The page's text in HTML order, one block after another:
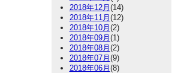
2018年12月 (14)
2018年11月 (12)
2018年10月 (2)
2018年09月 (1)
2018年08月 (2)
2018年07月 (9)
2018年06月 (8)